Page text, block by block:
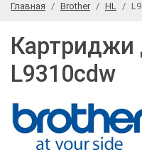
Главная Brother HL
Картриджи
L9310cdw